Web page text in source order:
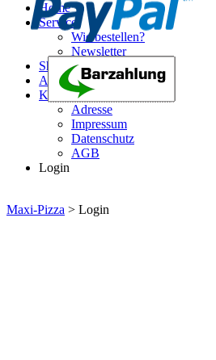
Home
Service
Wie bestellen?
Newsletter
Shop
Allergene
Kontakt
Adresse
Impressum
Datenschutz
AGB
Login
Maxi-Pizza > Login